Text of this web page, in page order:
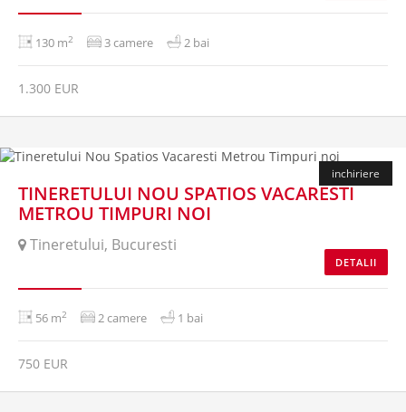
130 m2 3 camere 2 bai
1.300 EUR
inchiriere
TINERETULUI NOU SPATIOS VACARESTI
METROU TIMPURI NOI
Tineretului, Bucuresti
DETALII
56 m2 2 camere 1 bai
750 EUR